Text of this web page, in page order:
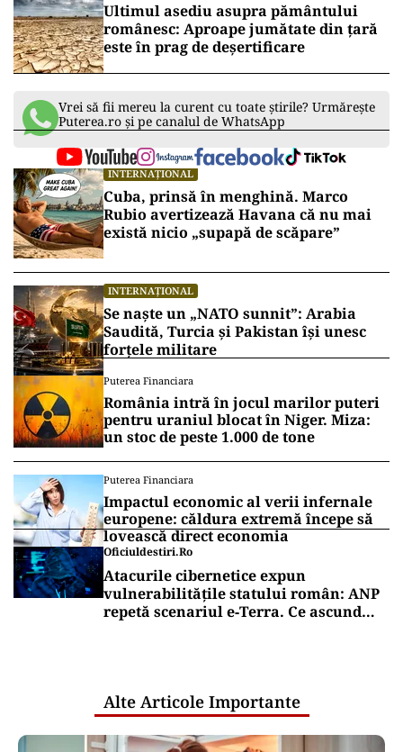
Ultimul asediu asupra pământului
românesc: Aproape jumătate din țară
este în prag de deșertificare
Vrei să fii mereu la curent cu toate știrile? Urmărește
Puterea.ro și pe canalul de WhatsApp
INTERNAȚIONAL
Cuba, prinsă în menghină. Marco
Rubio avertizează Havana că nu mai
există nicio „supapă de scăpare”
INTERNAȚIONAL
Se naște un „NATO sunnit”: Arabia
Saudită, Turcia și Pakistan își unesc
forțele militare
Puterea Financiara
România intră în jocul marilor puteri
pentru uraniul blocat în Niger. Miza:
un stoc de peste 1.000 de tone
Puterea Financiara
Impactul economic al verii infernale
europene: căldura extremă începe să
lovească direct economia
Oficiuldestiri.ro
Atacurile cibernetice expun
vulnerabilitățile statului român: ANP
repetă scenariul e‑Terra. Ce ascund
Alte Articole Importante